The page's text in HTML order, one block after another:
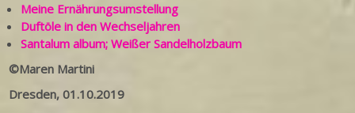
Meine Ernährungsumstellung
Duftöle in den Wechseljahren
Santalum album; Weißer Sandelholzbaum
©Maren Martini
Dresden, 01.10.2019